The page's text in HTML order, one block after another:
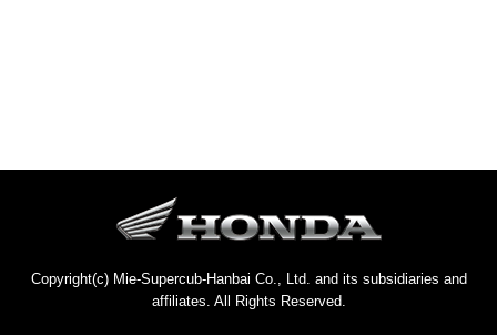
Copyright(c) Mie-Supercub-Hanbai Co., Ltd. and its subsidiaries and
affiliates. All Rights Reserved.